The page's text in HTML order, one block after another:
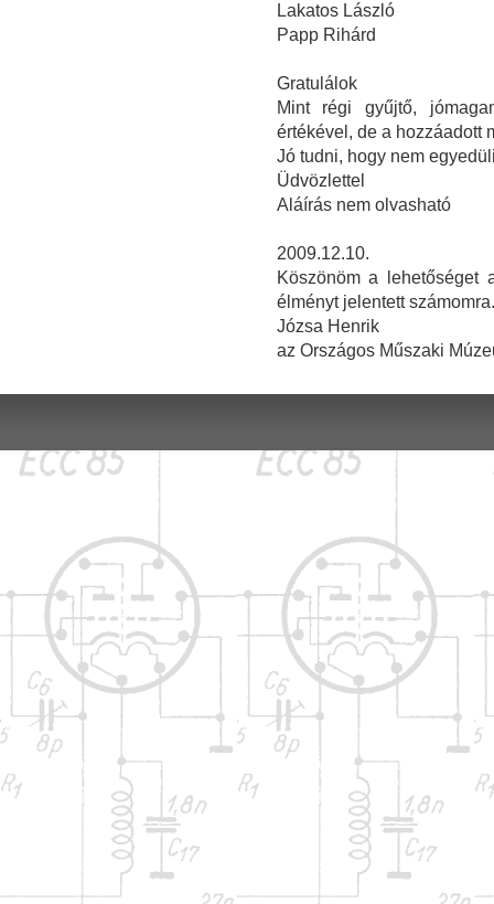
Lakatos László
Papp Rihárd
Gratulálok
Mint régi gyűjtő,
értékével, de a hozzáadott
Jó tudni, hogy nem
Üdvözlettel
Aláírás nem olvasható
2009.12.10.
Köszönöm a lehetőséget
élményt jelentett számomra.
Józsa Henrik
az Országos Műszaki